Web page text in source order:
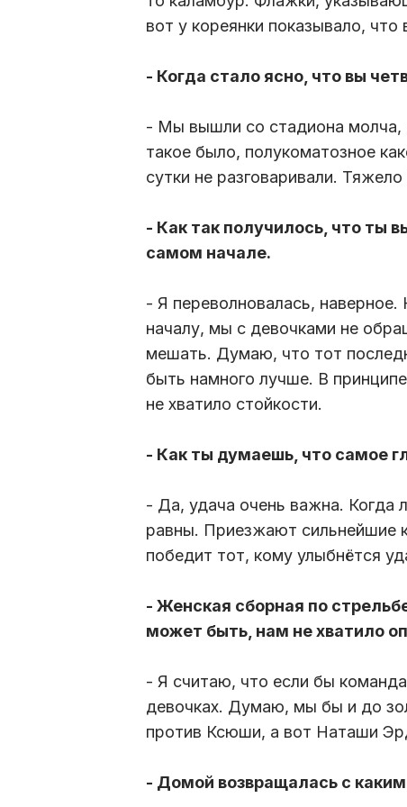
вот у кореянки показывало,
- Когда стало ясно, что вы
- Мы вышли со стадиона молча,
такое было, полукоматозное
сутки не разговаривали.
- Как так получилось, что ты
самом начале.
- Я переволновалась,
началу, мы с девочками не
мешать. Думаю, что тот
быть намного лучше. В
не хватило стойкости.
- Как ты думаешь, что самое
- Да, удача очень важна.
равны. Приезжают сильнейшие
победит тот, кому улыбнётся
- Женская сборная по
может быть, нам не хватило
- Я считаю, что если бы
девочках. Думаю, мы бы и до
против Ксюши, а вот Наташи
- Домой возвращалась с